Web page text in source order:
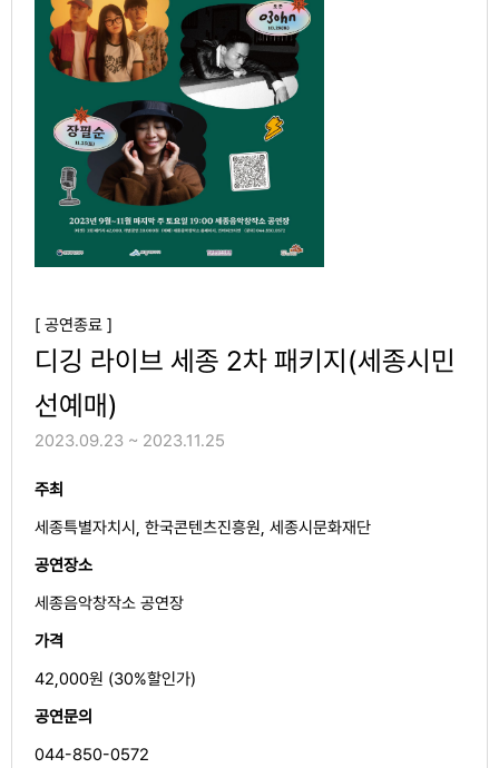
[ 공연종료 ]
디깅 라이브 세종 2차 패키지(세종시민
선예매)
2023.09.23 ~ 2023.11.25
주최
세종특별자치시, 한국콘텐츠진흥원, 세종시문화재단
공연장소
세종음악창작소 공연장
가격
42,000원 (30%할인가)
공연문의
044-850-0572